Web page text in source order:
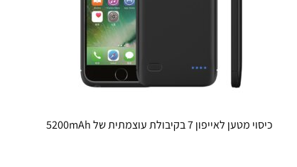
כיסוי מטען לאייפון 7 בקיבולת עוצמתית של 5200mAh